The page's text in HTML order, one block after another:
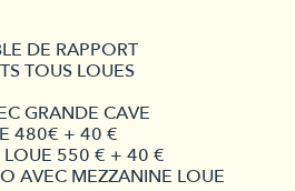
DE RAPPORT
TOUS LOUES
GRANDE CAVE
480€ + 40 €
LOUE 550 € + 40 €
AVEC MEZZANINE LOUE